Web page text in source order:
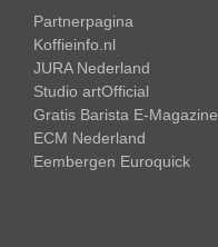
Partnerpagina
Koffieinfo.nl
JURA Nederland
Studio artOfficial
Gratis Barista E-Magazine
ECM Nederland
Eembergen Euroquick